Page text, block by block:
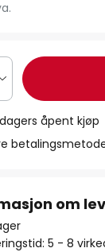
åpent kjøp
om
5 - 8